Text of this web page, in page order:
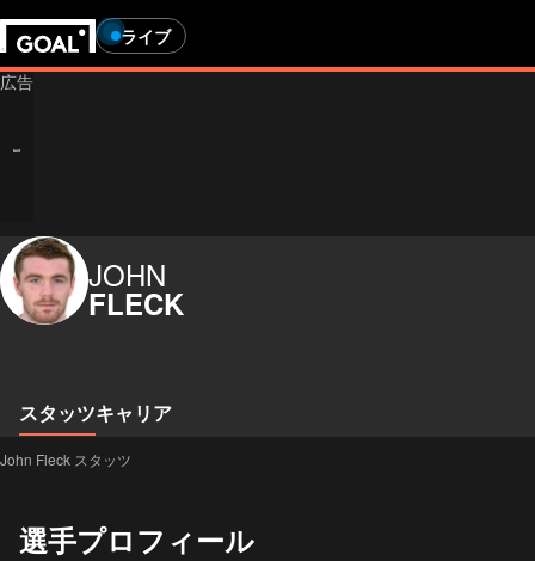
ライブ
JOHN
FLECK
スタッツキャリア
John Fleck スタッツ
選手プロフィール